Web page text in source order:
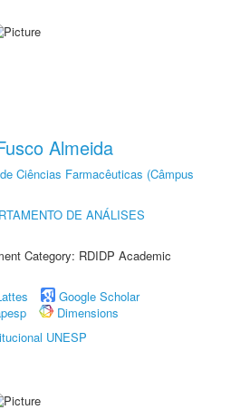
Almeida
Ciências Farmacêuticas (Câmpus
DE ANÁLISES
Category: RDIDP Academic
Google Scholar
Dimensions
UNESP